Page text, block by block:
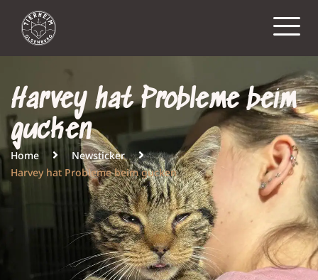
Harvey hat Probleme beim
gucken
Home
Newsticker
Harvey hat Probleme beim gucken